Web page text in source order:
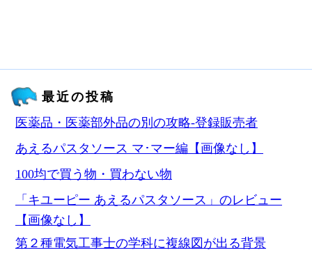
最近の投稿
医薬品・医薬部外品の別の攻略‐登録販売者
あえるパスタソース マ･マー編【画像なし】
100均で買う物・買わない物
「キユーピー あえるパスタソース」のレビュー
【画像なし】
第２種電気工事士の学科に複線図が出る背景